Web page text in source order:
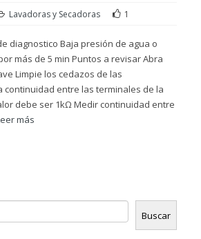
Lavadoras y Secadoras 1
diagnostico Baja presión de agua o
más de 5 min Puntos a revisar Abra
Limpie los cedazos de las
continuidad entre las terminales de la
debe ser 1kΩ Medir continuidad entre
más
Buscar